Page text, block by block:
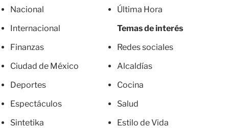
Nacional
Internacional
Finanzas
Ciudad de México
Deportes
Espectáculos
Sintetika
Última Hora
Temas de interés
Redes sociales
Alcaldías
Cocina
Salud
Estilo de Vida